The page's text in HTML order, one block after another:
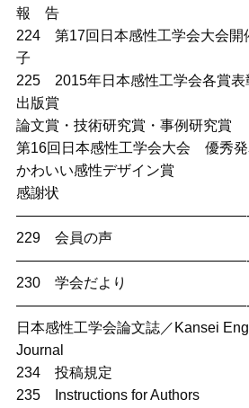
報 告
224 第17回日本感性工学会大会
子
225 2015年日本感性工学会各賞表
出版賞
論文賞・技術研究賞・事例研究賞
第16回日本感性工学会大会 優秀発
かわいい感性デザイン賞
感謝状
229 会員の声
230 学会だより
日本感性工学会論文誌／Kansei
Journal
234 投稿規定
235 Instructions for Authors